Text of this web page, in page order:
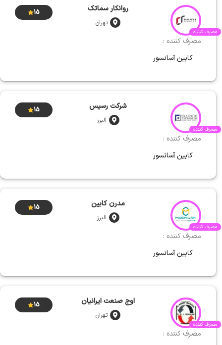
مصرف کننده
روانکار سماتک
تهران
15
مصرف کننده :
کابین آسانسور
مصرف کننده
شرکت رسیس
البرز
15
مصرف کننده :
کابین آسانسور
مصرف کننده
مدرن کابین
البرز
15
مصرف کننده :
کابین آسانسور
مصرف کننده
اوج صنعت ایرانیان
تهران
15
مصرف کننده :